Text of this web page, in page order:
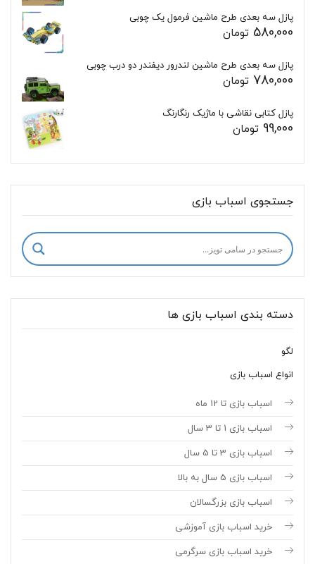
پازل سه بعدی طرح ماشین فرمول یک چوبی
580,000 تومان
پازل سه بعدی طرح ماشین لندرور دیفندر دو درب چوبی
780,000 تومان
پازل کتابی نقاشی با ماژیک رنگارنگ
99,000 تومان
جستجوی اسباب بازی
دسته بندی اسباب بازی ها
لگو
انواع اسباب بازی
اسباب بازی تا 12 ماه
اسباب بازی 1 تا 3 سال
اسباب بازی 3 تا 5 سال
اسباب بازی 5 سال به بالا
اسباب بازی بزرگسالان
خرید اسباب بازی آموزشی
خرید اسباب بازی سرگرمی